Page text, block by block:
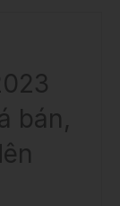
bán,